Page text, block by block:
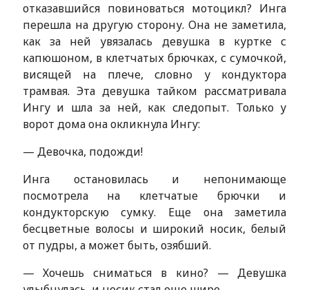
отказавшийся повиноваться мотоцикл? Инга
перешла на другую сторону. Она не заметила,
как за ней увязалась девушка в куртке с
капюшоном, в клетчатых брючках, с сумочкой,
висящей на плече, словно у кондуктора
трамвая. Эта девушка тайком рассматривала
Ингу и шла за ней, как следопыт. Только у
ворот дома она окликнула Ингу:
— Девочка, подожди!
Инга остановилась и непонимающе
посмотрела на клетчатые брючки и
кондукторскую сумку. Еще она заметила
бесцветные волосы и широкий носик, белый
от пудры, а может быть, озябший.
— Хочешь сниматься в кино? — Девушка